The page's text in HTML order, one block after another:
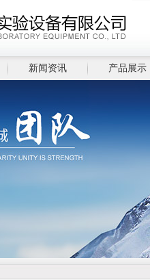
新闻资讯 产品展示